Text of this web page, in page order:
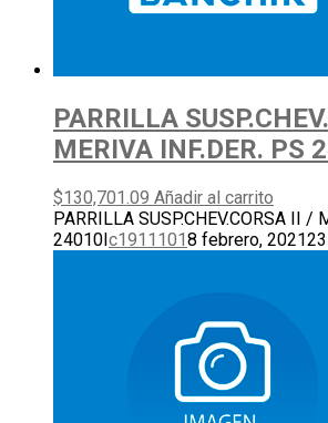
PARRILLA
MERIVA INF.DER. PS
$130,701.09 Añadir al carrito
PARRILLA SUSP.CHEV.CORSA II /
24010Ic19111018 febrero, 2021